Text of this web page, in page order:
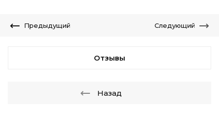
Предыдущий Следующий
Отзывы
Назад